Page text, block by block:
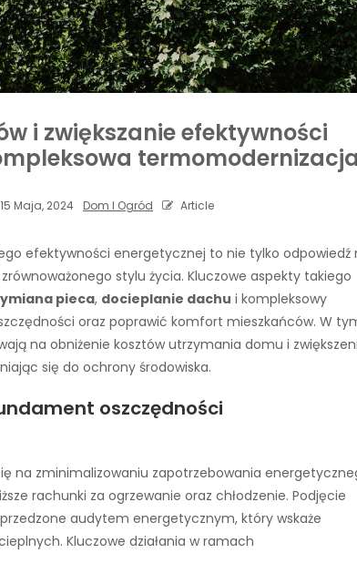
i zwiększanie efektywności
termomodernizacja
15 Maja, 2024 Dom I Ogród Article
efektywności energetycznej to nie tylko odpowiedź
stylu życia. Kluczowe aspekty takiego
pieca, docieplanie dachu i kompleksowy
oraz poprawić komfort mieszkańców. W
na obniżenie kosztów utrzymania domu i
się do ochrony środowiska.
oszczędności
na zminimalizowaniu zapotrzebowania
rachunki za ogrzewanie oraz chłodzenie. Podjęcie
audytem energetycznym, który wskaże
Kluczowe działania w ramach